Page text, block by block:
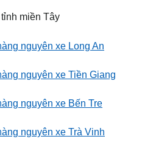
miền Tây
nguyên xe Long An
nguyên xe Tiền Giang
nguyên xe Bến Tre
nguyên xe Trà Vinh